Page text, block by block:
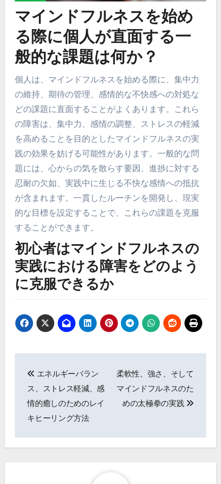
マインドフルネスを始め
る際に個人が直面する一
般的な課題は何か？
個人は、マインドフルネスを始める際に、集中力
の維持、期待の管理、感情的な不快感への対処な
どの課題に直面することがよくあります。これら
の障害は、集中力、感情の調整、ストレスの軽減
を高めることを目的としたマインドフルネスの実
践の効果を妨げる可能性があります。一般的な問
題には、心からの気を散らす要因、進捗に対する
忍耐の欠如、実践中に生じる不快な感情への抵抗
が含まれます。一貫したルーチンを開発し、現実
的な目標を設定することで、これらの課題を克服
することができます。
初心者はマインドフルネスの
実践における障害をどのよう
に克服できるか
エネルギーバラン
ス、ストレス軽減、感
情的癒しのためのレイ
キヒーリング方法
柔軟性、強さ、そして
マインドフルネスのた
めの太極拳の実践